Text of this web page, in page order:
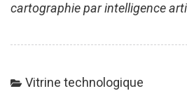
cartographie par intelligence
Vitrine technologique